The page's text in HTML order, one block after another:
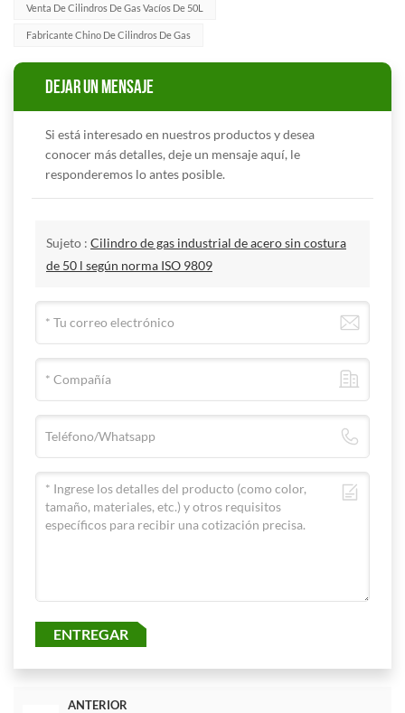
Venta De Cilindros De Gas Vacíos De 50L
Fabricante Chino De Cilindros De Gas
DEJAR UN MENSAJE
Si está interesado en nuestros productos y desea
conocer más detalles, deje un mensaje aquí, le
responderemos lo antes posible.
Sujeto : Cilindro de gas industrial de acero sin costura
de 50 l según norma ISO 9809
ENTREGAR
ANTERIOR